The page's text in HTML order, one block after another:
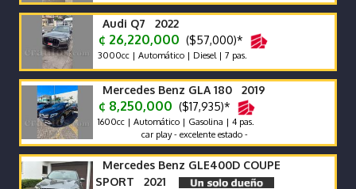
Audi Q7 2022
¢ 26,220,000 ($57,000)*
3000cc | Automático | Diesel | 7 pas.
Mercedes Benz GLA 180 2019
¢ 8,250,000 ($17,935)*
1600cc | Automático | Gasolina | 4 pas.
car play - excelente estado -
Mercedes Benz GLE400D COUPE
SPORT 2021